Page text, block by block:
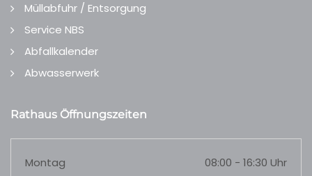
Müllabfuhr / Entsorgung
Service NBS
Abfallkalender
Abwasserwerk
Rathaus Öffnungszeiten
Montag
08:00 - 16:30 Uhr